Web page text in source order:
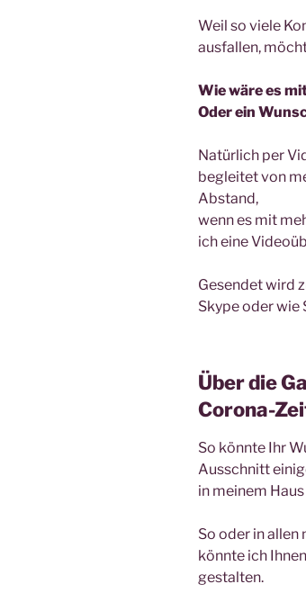
Weil so viele
ausfallen,
Wie wäre es
Oder ein
Natürlich per
begleitet von
Abstand,
wenn es mit
ich eine
Gesendet wird
Skype oder wie
Über die
Corona-
So könnte Ihr
Ausschnitt
in meinem
So oder in
könnte ich
gestalten.